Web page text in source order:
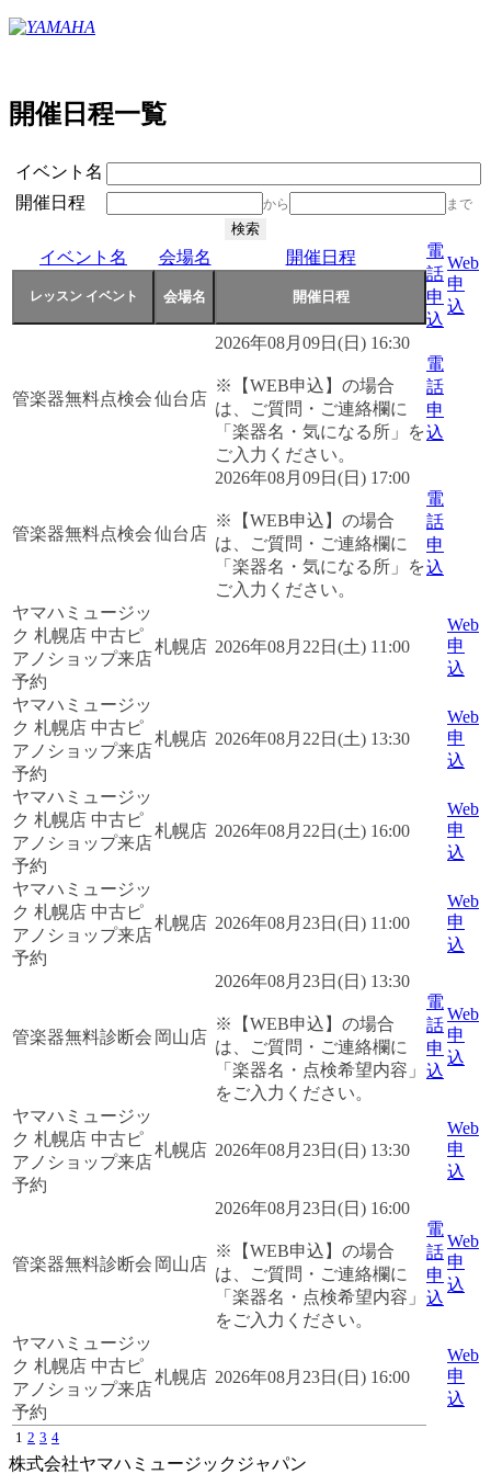
開催日程一覧
イベント名
開催日程
から まで
イベント名 会場名 開催日程
電
話
申
込
Web
申
込
管楽器無料点検会仙台店
2026年08月09日(日) 16:30
※【WEB申込】の場合
は、ご質問・ご連絡欄に
「楽器名・気になる所」を
ご入力ください。
電
話
申
込
管楽器無料点検会仙台店
2026年08月09日(日) 17:00
※【WEB申込】の場合
は、ご質問・ご連絡欄に
「楽器名・気になる所」を
ご入力ください。
電
話
申
込
ヤマハミュージッ
ク 札幌店 中古ピ
アノショップ来店
予約
札幌店 2026年08月22日(土) 11:00
Web
申
込
ヤマハミュージッ
ク 札幌店 中古ピ
アノショップ来店
予約
札幌店 2026年08月22日(土) 13:30
Web
申
込
ヤマハミュージッ
ク 札幌店 中古ピ
アノショップ来店
予約
札幌店 2026年08月22日(土) 16:00
Web
申
込
ヤマハミュージッ
ク 札幌店 中古ピ
アノショップ来店
予約
札幌店 2026年08月23日(日) 11:00
Web
申
込
管楽器無料診断会 岡山店
2026年08月23日(日) 13:30
※【WEB申込】の場合
は、ご質問・ご連絡欄に
「楽器名・点検希望内容」
をご入力ください。
電
話
申
込
Web
申
込
ヤマハミュージッ
ク 札幌店 中古ピ
アノショップ来店
予約
札幌店 2026年08月23日(日) 13:30
Web
申
込
管楽器無料診断会 岡山店
2026年08月23日(日) 16:00
※【WEB申込】の場合
は、ご質問・ご連絡欄に
「楽器名・点検希望内容」
をご入力ください。
電
話
申
込
Web
申
込
ヤマハミュージッ
ク 札幌店 中古ピ
アノショップ来店
予約
札幌店 2026年08月23日(日) 16:00
Web
申
込
1 2 3 4
株式会社ヤマハミュージックジャパン